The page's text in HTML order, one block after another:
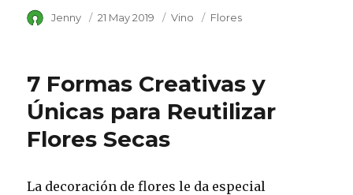
Author
Jenny
Posted
21 May 2019 Category
Vino Tags
Flores
7 Formas Creativas y
Únicas para Reutilizar
Flores Secas
La decoración de flores le da especial